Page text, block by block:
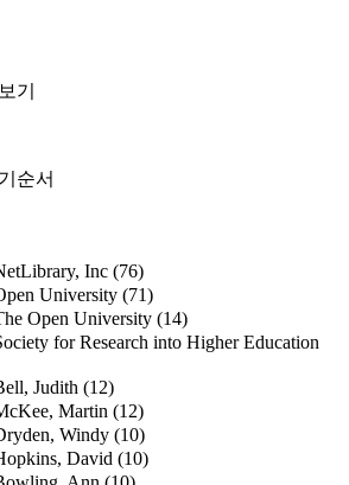
기
순서
Inc (76)
University (71)
Open University (14)
for Research into Higher Education
Judith (12)
Martin (12)
Windy (10)
David (10)